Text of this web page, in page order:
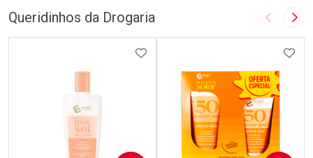
Queridinhos da Drogaria Imagem
ADICIONAR AOS FAVORITOS